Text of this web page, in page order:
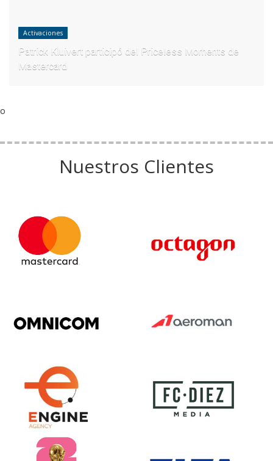
Activaciones
Patrick Kluivert participó del Priceless Moments de
Mastercard
o
Nuestros Clientes